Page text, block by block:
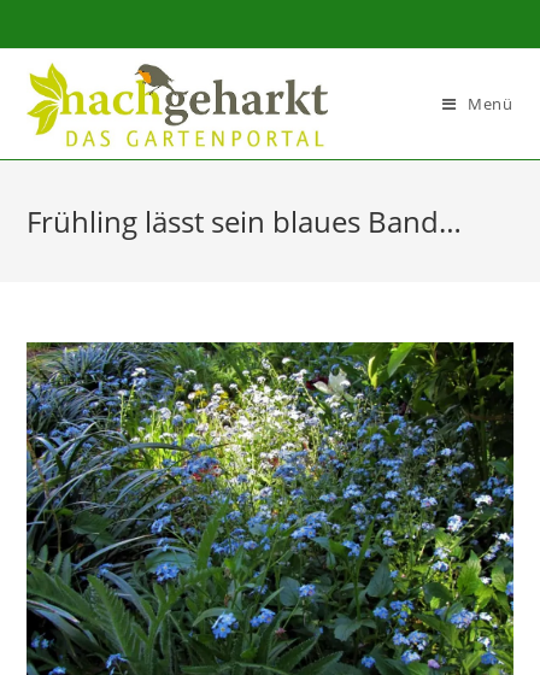
Sidebar-
Inhalt
Menü
Frühling lässt sein blaues Band…